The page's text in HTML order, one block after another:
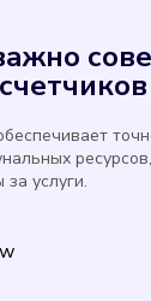
услуги.